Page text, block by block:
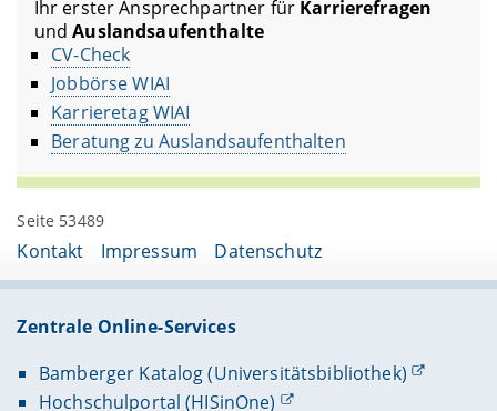
Ihr erster Ansprechpartner für Karrierefragen
undAuslandsaufenthalte
CV-Check
Jobbörse WIAI
Karrieretag WIAI
Beratung zu Auslandsaufenthalten
Seite 53489
Kontakt Impressum Datenschutz
Zentrale Online-Services
Bamberger Katalog (Universitätsbibliothek)
Hochschulportal (HISinOne)